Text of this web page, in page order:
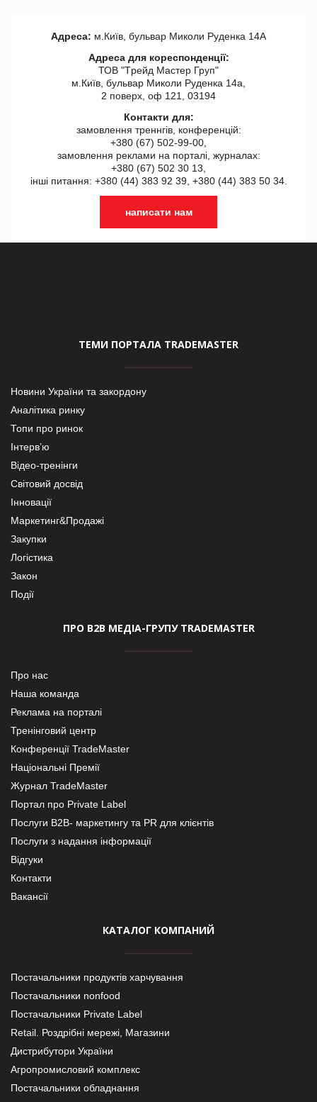
Адреса: м.Київ, бульвар Миколи Руденка 14А
Адреса для кореспонденції:
ТОВ "Tрейд Мастер Груп"
м.Київ, бульвар Миколи Руденка 14а,
2 поверх, оф 121, 03194
Контакти для:
замовлення треннгів, конференцій:
+380 (67) 502-99-00,
замовлення реклами на порталі, журналах:
+380 (67) 502 30 13,
інші питання: +380 (44) 383 92 39, +380 (44) 383 50 34.
написати нам
ТЕМИ ПОРТАЛА TRADEMASTER
Новини України та закордону
Аналітика ринку
Топи про ринок
Інтерв’ю
Відео-тренінги
Світовий досвід
Інновації
Маркетинг&Продажі
Закупки
Логістика
Закон
Події
ПРО В2В МЕДІА-ГРУПУ TRADEMASTER
Про нас
Наша команда
Реклама на порталі
Тренінговий центр
Конференції TradeMaster
Національні Премії
Журнал TradeMaster
Портал про Private Label
Послуги В2В- маркетингу та PR для клієнтів
Послуги з надання інформації
Відгуки
Контакти
Вакансії
КАТАЛОГ КОМПАНИЙ
Постачальники продуктів харчування
Постачальники nonfood
Постачальники Private Label
Retail. Роздрібні мережі, Магазини
Дистрибутори України
Агропромисловий комплекс
Постачальники обладнання